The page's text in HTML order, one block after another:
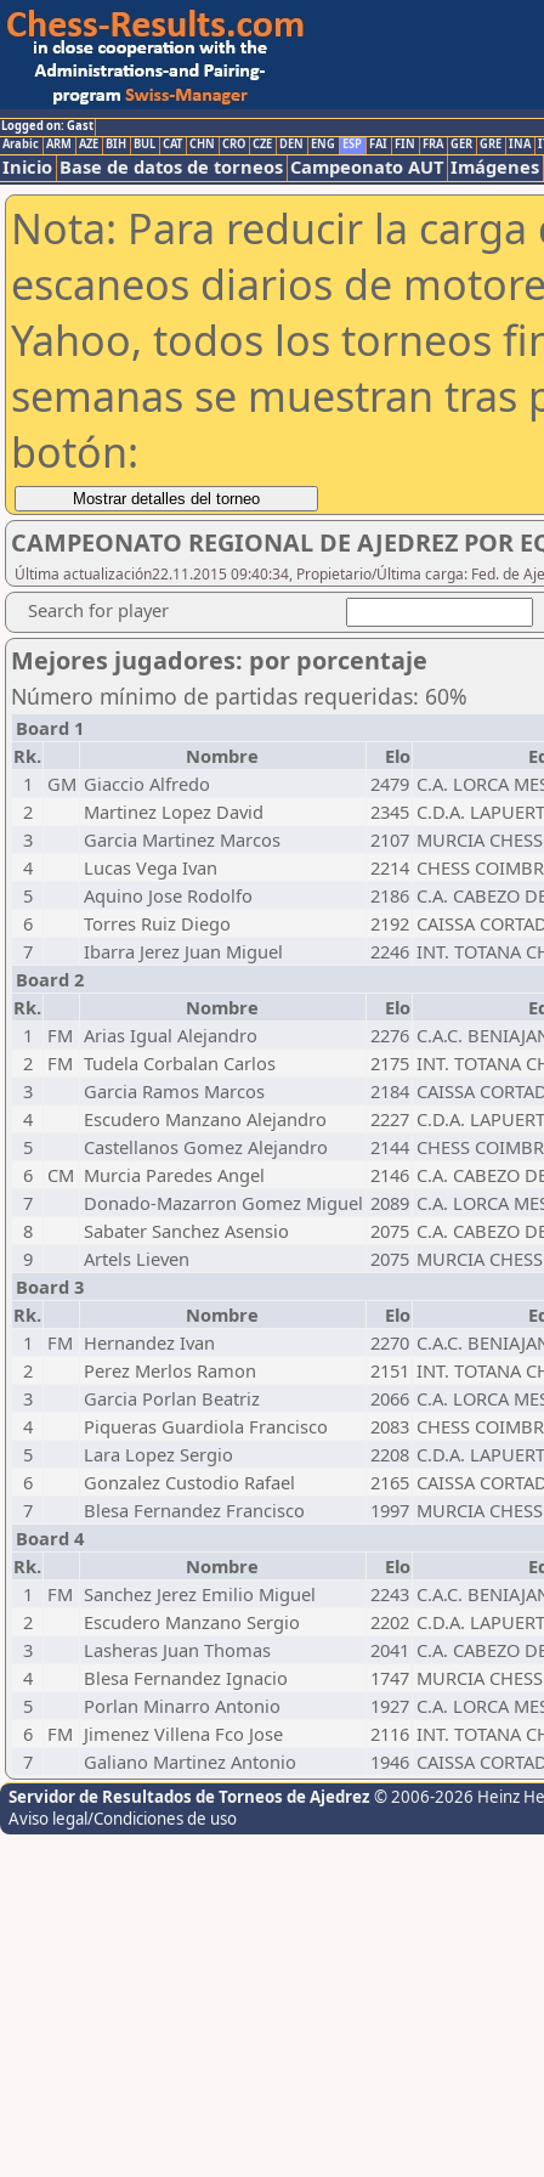
Logged on: Gast
Arabic ARM AZE BIH BUL CAT CHN CRO CZE DEN ENG ESP FAI FIN FRA GER GRE INA
Inicio Base de datos de torneos Campeonato AUT Imágenes
Nota: Para reducir la
escaneos diarios de
Yahoo, todos los torneos
semanas se muestran tras
botón:
CAMPEONATO REGIONAL DE AJEDREZ POR
Última actualización22.11.2015 09:40:34, Propietario/Última carga: Fed. de
Search for player
Mejores jugadores: por porcentaje
Número mínimo de partidas requeridas: 60%
Board 1
Rk.
Nombre Elo
1
GM Giaccio Alfredo 2479 C.A. LORCA
2
Martinez Lopez David 2345 C.D.A.
3
Garcia Martinez Marcos 2107 MURCIA
4
Lucas Vega Ivan 2214 CHESS
5
Aquino Jose Rodolfo 2186 C.A. CABEZO
6
Torres Ruiz Diego 2192 CAISSA
7
Ibarra Jerez Juan Miguel 2246 INT. TOTANA
Board 2
Rk.
Nombre Elo
1
FM Arias Igual Alejandro 2276 C.A.C.
2
FM Tudela Corbalan Carlos 2175 INT. TOTANA
3
Garcia Ramos Marcos 2184 CAISSA
4
Escudero Manzano Alejandro 2227 C.D.A.
5
Castellanos Gomez Alejandro 2144 CHESS
6
CM Murcia Paredes Angel 2146 C.A. CABEZO
7
Donado-Mazarron Gomez Miguel 2089 C.A. LORCA
8
Sabater Sanchez Asensio 2075 C.A. CABEZO
9
Artels Lieven 2075 MURCIA
Board 3
Rk.
Nombre Elo
1
FM Hernandez Ivan 2270 C.A.C.
2
Perez Merlos Ramon 2151 INT. TOTANA
3
Garcia Porlan Beatriz 2066 C.A. LORCA
4
Piqueras Guardiola Francisco 2083 CHESS
5
Lara Lopez Sergio 2208 C.D.A.
6
Gonzalez Custodio Rafael 2165 CAISSA
7
Blesa Fernandez Francisco 1997 MURCIA
Board 4
Rk.
Nombre Elo
1
FM Sanchez Jerez Emilio Miguel 2243 C.A.C.
2
Escudero Manzano Sergio 2202 C.D.A.
3
Lasheras Juan Thomas 2041 C.A. CABEZO
4
Blesa Fernandez Ignacio 1747 MURCIA
5
Porlan Minarro Antonio 1927 C.A. LORCA
6
FM Jimenez Villena Fco Jose 2116 INT. TOTANA
7
Galiano Martinez Antonio 1946 CAISSA
Servidor de Resultados de Torneos de Ajedrez © 2006-2026 Heinz
Aviso legal/Condiciones de uso